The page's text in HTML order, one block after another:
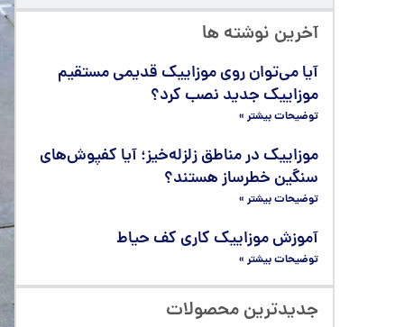
آخرین نوشته ها
آیا می‌توان روی موزاییک قدیمی مستقیم
موزاییک جدید نصب کرد؟
توضیحات بیشتر »
موزاییک در مناطق زلزله‌خیز؛ آیا کفپوش‌های
سنگین خطرساز هستند؟
توضیحات بیشتر »
آموزش موزاییک کاری کف حیاط
توضیحات بیشتر »
جدیدترین محصولات